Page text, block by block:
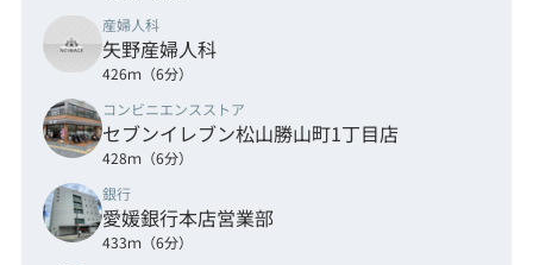
産婦人科
矢野産婦人科
426ｍ（6分）
コンビニエンスストア
セブンイレブン松山勝山町1丁目店
428ｍ（6分）
銀行
愛媛銀行本店営業部
433ｍ（6分）